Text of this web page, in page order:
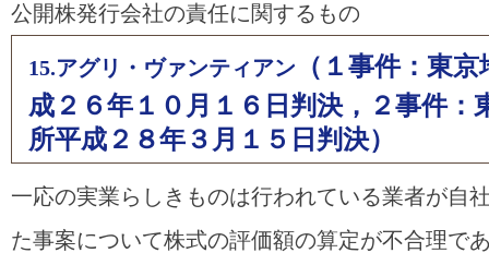
公開株発行会社の責任に関するもの
15.アグリ・ヴァンティアン
（１事件：東
成２６年１０月１６日判決，２事件：
所平成２８年３月１５日判決）
一応の実業らしきものは行われている業者が自
た事案について株式の評価額の算定が不合理で